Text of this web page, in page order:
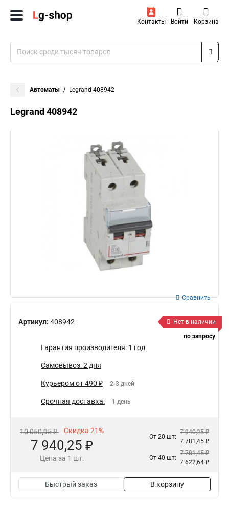
Контакты Войти Корзина
Автоматы Legrand 408942
Legrand 408942
Артикул: 408942
Сравнить
Нет в наличии
по запросу
Гарантия производителя: 1 год
Самовывоз: 2 дня
Курьером от 490 ₽ 2-3 дней
Срочная доставка: 1 день
10 050,95 ₽ Скидка 21%
7 940,25 ₽
Цена за 1 шт.
От 20 шт:
7 940,25 ₽
7 781,45 ₽
От 40 шт:
7 781,45 ₽
7 622,64 ₽
Быстрый заказ В корзину